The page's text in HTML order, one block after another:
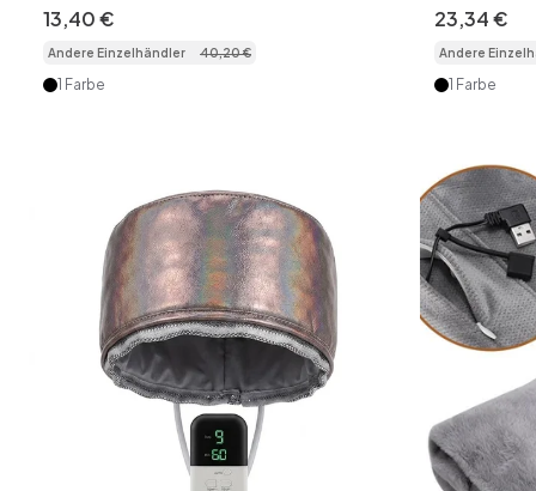
Wärmetherapie
13,40€
Andere Einzelhändler 40,20€
1 Farbe
23,34€
Andere
1 Farbe